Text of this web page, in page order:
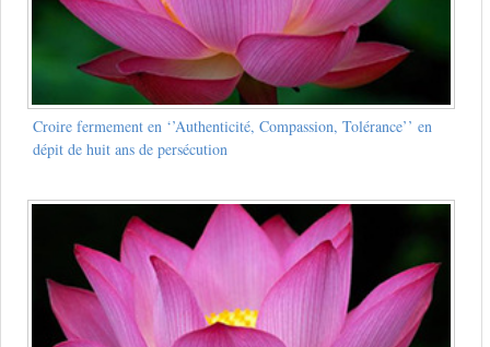
Croire fermement en ‘’Authenticité, Compassion, Tolérance’’ en
dépit de huit ans de persécution